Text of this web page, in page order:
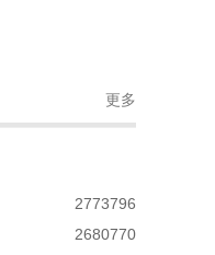
更多
2773796
2680770